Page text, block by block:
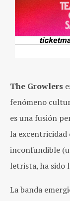
The Growlers
fenómeno
es una fusión
la excentricidad
inconfundible
letrista, ha sido
La banda